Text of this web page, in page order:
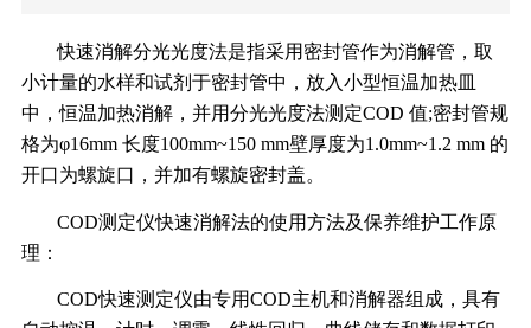
快速消解分光光度法是指采用密封管作为消解管，取
小计量的水样和试剂于密封管中，放入小型恒温加热皿
中，恒温加热消解，并用分光光度法测定COD 值;密封管规
格为φ16mm 长度100mm~150 mm壁厚度为1.0mm~1.2 mm 的
开口为螺旋口，并加有螺旋密封盖。
COD测定仪快速消解法的使用方法及保养维护工作原
理：
COD快速测定仪由专用COD主机和消解器组成，具有